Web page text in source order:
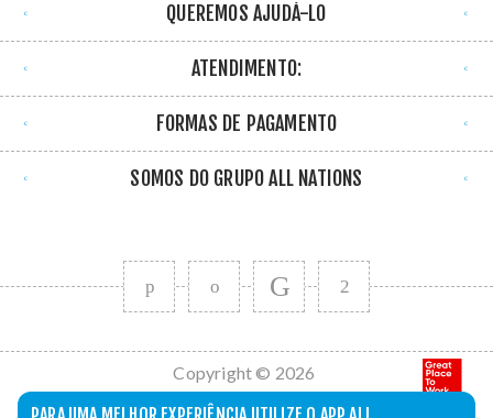
QUEREMOS AJUDÁ-LO
ATENDIMENTO:
FORMAS DE PAGAMENTO
SOMOS DO GRUPO ALL NATIONS
Copyright © 2026
All Nations. Todos